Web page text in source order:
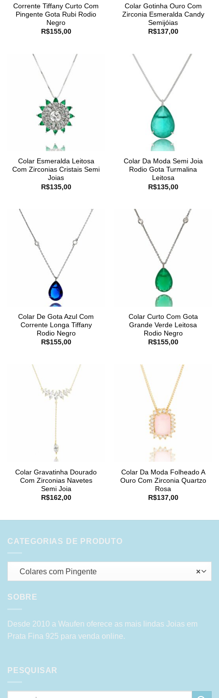
Corrente Tiffany Curto Com
Pingente Gota Rubi Rodio
Negro
R$155,00
Colar Gotinha Ouro Com
Zirconia Esmeralda Candy
Semijóias
R$137,00
Colar Esmeralda Leitosa
Com Zirconias Cristais Semi
Joias
R$135,00
Colar Da Moda Semi Joia
Rodio Gota Turmalina
Leitosa
R$135,00
Colar De Gota Azul Com
Corrente Longa Tiffany
Rodio Negro
R$155,00
Colar Curto Com Gota
Grande Verde Leitosa
Rodio Negro
R$155,00
Colar Gravatinha Dourado
Com Zirconias Navetes
Semi Joia
R$162,00
Colar Da Moda Folheado A
Ouro Com Zirconia Quartzo
Rosa
R$137,00
CATEGORIAS DE PRODUTO
×
Colares com Pingente
SOBRE
Desde 2010 a Waufen oferece as mais lindas Joias em
Prata Fina 925 para venda online.
PESQUISAR
Pesquisar